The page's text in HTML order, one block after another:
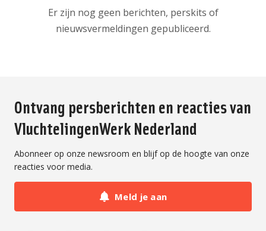
Er zijn nog geen berichten, perskits of
nieuwsvermeldingen gepubliceerd.
Ontvang persberichten en reacties van
VluchtelingenWerk Nederland
Abonneer op onze newsroom en blijf op de hoogte van onze
reacties voor media.
Meld je aan